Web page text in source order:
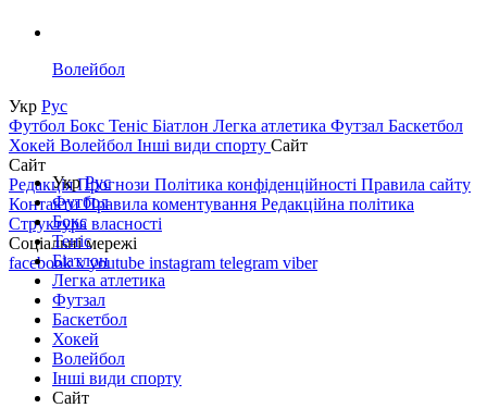
Волейбол
Укр Рус
Футбол Бокс Теніс Біатлон Легка атлетика Футзал Баскетбол
Хокей Волейбол Інші види спорту Сайт
Сайт
РедакціяПрогнози Політика конфіденційності Правила сайту
КонтактиПравила коментування Редакційна політика
Структура власності
Соціальні мережі
facebookxyoutube instagram telegram viber
УкрРус
Футбол
Бокс
Теніс
Біатлон
Легка атлетика
Футзал
Баскетбол
Хокей
Волейбол
Інші види спорту
Сайт